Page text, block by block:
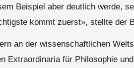
Beispiel aber deutlich werde,
kommt zuerst», stellte der
an der wissenschaftlichen
Extraordinaria für Philosophie